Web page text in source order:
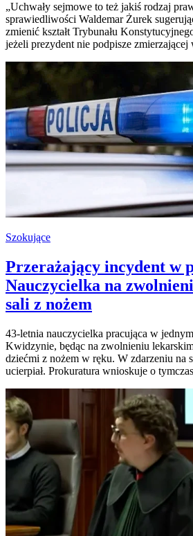
„Uchwały sejmowe to też jakiś rodzaj
sprawiedliwości Waldemar Żurek
zmienić kształt Trybunału
jeżeli prezydent nie podpisze
Szokujące
Przerażający incydent w
Nauczycielka na
sali z nożem
43-letnia nauczycielka pracująca w
Kwidzynie, będąc na zwolnieniu
dziećmi z nożem w ręku. W zdarzeniu na
ucierpiał. Prokuratura wnioskuje o